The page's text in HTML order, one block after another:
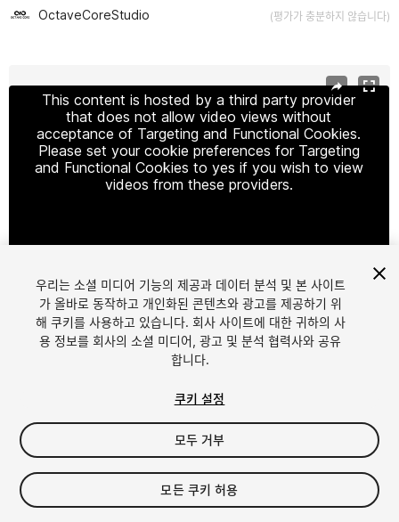
OctaveCoreStudio (평가가 충분하지 않습니다)
This content is hosted by a third party provider
that does not allow video views without
acceptance of Targeting and Functional Cookies.
Please set your cookie preferences for Targeting
and Functional Cookies to yes if you wish to view
videos from these providers.
1/2
$12.99
세금/부가세는 결제 시 반영됩니다.
우리는 소셜 미디어 기능의 제공과 데이터 분석 및 본 사이트
가 올바로 동작하고 개인화된 콘텐츠와 광고를 제공하기 위
해 쿠키를 사용하고 있습니다. 회사 사이트에 대한 귀하의 사
용 정보를 회사의 소셜 미디어, 광고 및 분석 협력사와 공유
합니다.
쿠키 설정
모두 거부
모든 쿠키 허용